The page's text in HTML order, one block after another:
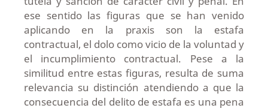
ese sentido las figuras que se han venido
aplicando en la praxis son la estafa
contractual, el dolo como vicio de la voluntad y
el incumplimiento contractual. Pese a la
similitud entre estas figuras, resulta de suma
relevancia su distinción atendiendo a que la
consecuencia del delito de estafa es una pena